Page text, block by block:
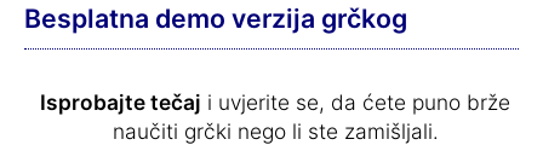
Besplatna demo verzija grčkog
Isprobajte tečaj i uvjerite se, da ćete puno brže
naučiti grčki nego li ste zamišljali.